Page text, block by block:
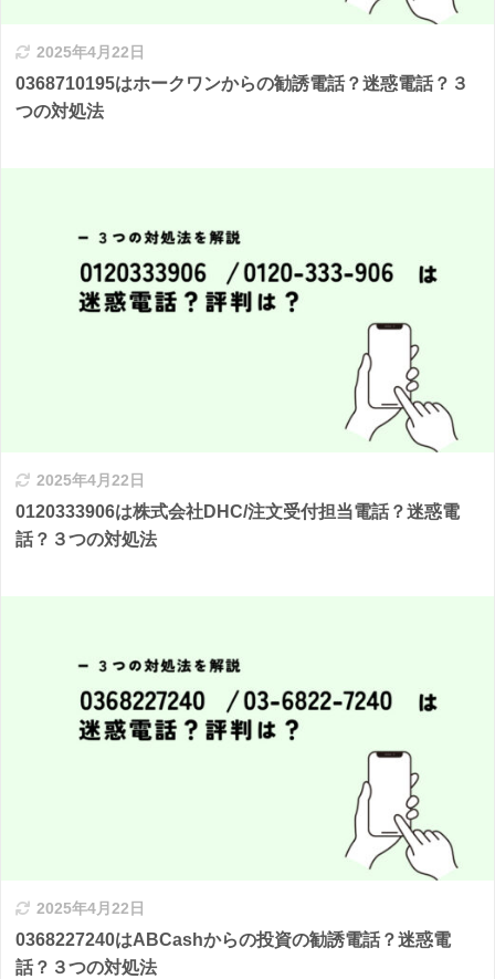
2025年4月22日
0368710195はホークワンからの勧誘電話？迷惑電話？３
つの対処法
2025年4月22日
0120333906は株式会社DHC/注文受付担当電話？迷惑電
話？３つの対処法
2025年4月22日
0368227240はABCashからの投資の勧誘電話？迷惑電
話？３つの対処法